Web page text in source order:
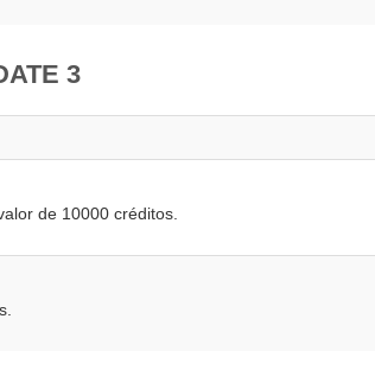
3
de 10000 créditos.